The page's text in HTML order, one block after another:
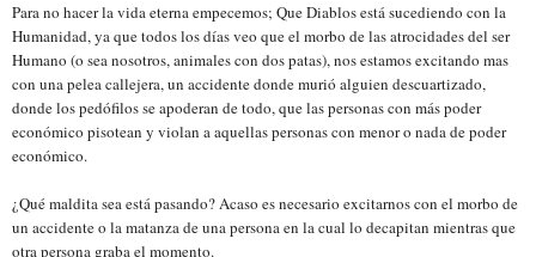
Para no hacer la vida eterna empecemos; Que Diablos está sucediendo con la
Humanidad, ya que todos los días veo que el morbo de las atrocidades del ser
Humano (o sea nosotros, animales con dos patas), nos estamos excitando mas
con una pelea callejera, un accidente donde murió alguien descuartizado,
donde los pedófilos se apoderan de todo, que las personas con más poder
económico pisotean y violan a aquellas personas con menor o nada de poder
económico.
¿Qué maldita sea está pasando? Acaso es necesario excitarnos con el morbo de
un accidente o la matanza de una persona en la cual lo decapitan mientras que
otra persona graba el momento.